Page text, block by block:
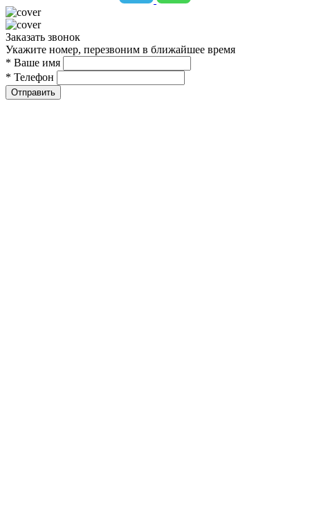
Заказать звонок
Укажите номер, перезвоним в ближайшее время
* Ваше имя
* Телефон
Отправить